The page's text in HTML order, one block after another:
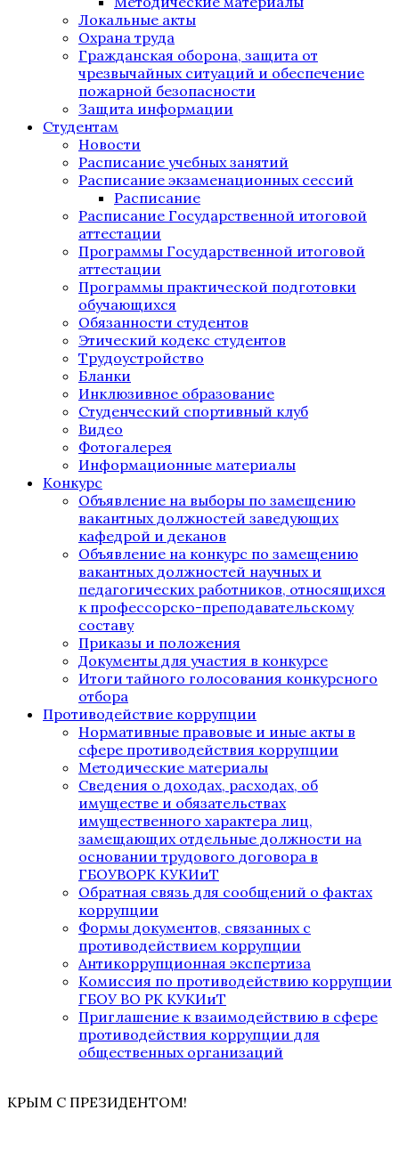
Локальные акты
Охрана труда
Гражданская оборона, защита от
чрезвычайных ситуаций и обеспечение
пожарной безопасности
Защита информации
Студентам
Новости
Расписание учебных занятий
Расписание экзаменационных сессий
Расписание
Расписание Государственной итоговой
аттестации
Программы Государственной итоговой
аттестации
Программы практической подготовки
обучающихся
Обязанности студентов
Этический кодекс студентов
Трудоустройство
Бланки
Инклюзивное образование
Студенческий спортивный клуб
Видео
Фотогалерея
Информационные материалы
Конкурс
Объявление на выборы по замещению
вакантных должностей заведующих
кафедрой и деканов
Объявление на конкурс по замещению
вакантных должностей научных и
педагогических работников, относящихся
к профессорско-преподавательскому
составу
Приказы и положения
Документы для участия в конкурсе
Итоги тайного голосования конкурсного
отбора
Противодействие коррупции
Нормативные правовые и иные акты в
сфере противодействия коррупции
Методические материалы
Сведения о доходах, расходах, об
имуществе и обязательствах
имущественного характера лиц,
замещающих отдельные должности на
основании трудового договора в
ГБОУВОРК КУКИиТ
Обратная связь для сообщений о фактах
коррупции
Формы документов, связанных с
противодействием коррупции
Антикоррупционная экспертиза
Комиссия по противодействию коррупции
ГБОУ ВО РК КУКИиТ
Приглашение к взаимодействию в сфере
противодействия коррупции для
общественных организаций
КРЫМ С ПРЕЗИДЕНТОМ!